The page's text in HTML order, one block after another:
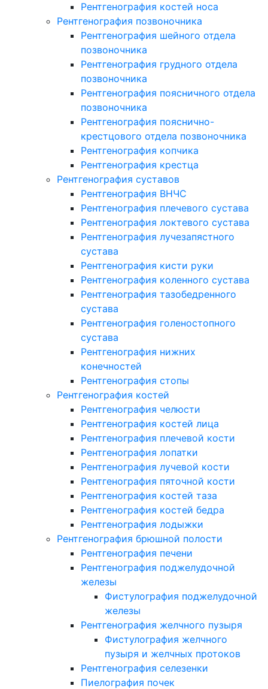
Рентгенография костей носа
Рентгенография позвоночника
Рентгенография шейного отдела
позвоночника
Рентгенография грудного отдела
позвоночника
Рентгенография поясничного отдела
позвоночника
Рентгенография пояснично-
крестцового отдела позвоночника
Рентгенография копчика
Рентгенография крестца
Рентгенография суставов
Рентгенография ВНЧС
Рентгенография плечевого сустава
Рентгенография локтевого сустава
Рентгенография лучезапястного
сустава
Рентгенография кисти руки
Рентгенография коленного сустава
Рентгенография тазобедренного
сустава
Рентгенография голеностопного
сустава
Рентгенография нижних
конечностей
Рентгенография стопы
Рентгенография костей
Рентгенография челюсти
Рентгенография костей лица
Рентгенография плечевой кости
Рентгенография лопатки
Рентгенография лучевой кости
Рентгенография пяточной кости
Рентгенография костей таза
Рентгенография костей бедра
Рентгенография лодыжки
Рентгенография брюшной полости
Рентгенография печени
Рентгенография поджелудочной
железы
Фистулография поджелудочной
железы
Рентгенография желчного пузыря
Фистулография желчного
пузыря и желчных протоков
Рентгенография селезенки
Пиелография почек